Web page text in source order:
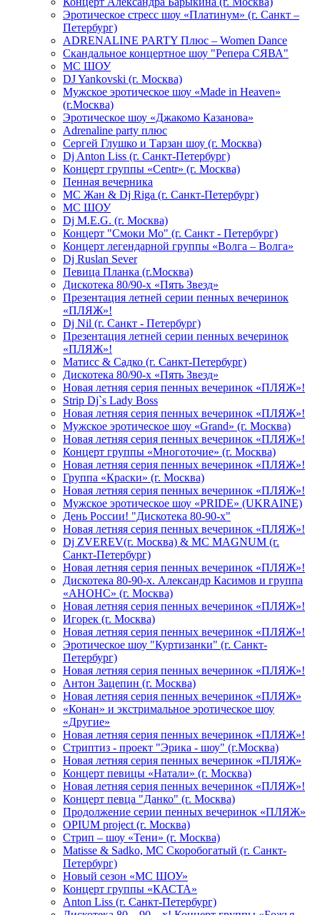
Эротическое стресс шоу «Платинум» (г. Санкт –
Петербург)
ADRENALINE PARTY Плюс – Women Dance
Скандальное концертное шоу "Репера СЯВА"
МС ШОУ
DJ Yankovski (г. Москва)
Мужское эротическое шоу «Made in Heaven»
(г.Москва)
Эротическое шоу «Джакомо Казанова»
Adrenaline party плюс
Сергей Глушко и Тарзан шоу (г. Москва)
Dj Anton Liss (г. Санкт-Петербург)
Концерт группы «Centr» (г. Москва)
Пенная вечерника
МС Жан & Dj Riga (г. Санкт-Петербург)
МС ШОУ
Dj M.E.G. (г. Москва)
Концерт "Смоки Мо" (г. Санкт - Петербург)
Концерт легендарной группы «Волга – Волга»
Dj Ruslan Sever
Певица Планка (г.Москва)
Дискотека 80/90-х «Пять Звезд»
Презентация летней серии пенных вечеринок
«ПЛЯЖ»!
Dj Nil (г. Санкт - Петербург)
Презентация летней серии пенных вечеринок
«ПЛЯЖ»!
Матисс & Садко (г. Санкт-Петербург)
Дискотека 80/90-х «Пять Звезд»
Новая летняя серия пенных вечеринок «ПЛЯЖ»!
Strip Dj`s Lady Boss
Новая летняя серия пенных вечеринок «ПЛЯЖ»!
Мужское эротическое шоу «Grand» (г. Москва)
Новая летняя серия пенных вечеринок «ПЛЯЖ»!
Концерт группы «Многоточие» (г. Москва)
Новая летняя серия пенных вечеринок «ПЛЯЖ»!
Группа «Краски» (г. Москва)
Новая летняя серия пенных вечеринок «ПЛЯЖ»!
Мужское эротическое шоу «PRIDE» (UKRAINE)
День России! "Дискотека 80-90-х"
Новая летняя серия пенных вечеринок «ПЛЯЖ»!
Dj ZVEREV(г. Москва) & MC MAGNUM (г.
Санкт-Петербург)
Новая летняя серия пенных вечеринок «ПЛЯЖ»!
Дискотека 80-90-х. Александр Касимов и группа
«АНОНС» (г. Москва)
Новая летняя серия пенных вечеринок «ПЛЯЖ»!
Игорек (г. Москва)
Новая летняя серия пенных вечеринок «ПЛЯЖ»!
Эротическое шоу "Куртизанки" (г. Санкт-
Петербург)
Новая летняя серия пенных вечеринок «ПЛЯЖ»!
Антон Зацепин (г. Москва)
Новая летняя серия пенных вечеринок «ПЛЯЖ»
«Конан» и экстримальное эротическое шоу
«Другие»
Новая летняя серия пенных вечеринок «ПЛЯЖ»!
Стриптиз - проект "Эрика - шоу" (г.Москва)
Новая летняя серия пенных вечеринок «ПЛЯЖ»
Концерт певицы «Натали» (г. Москва)
Новая летняя серия пенных вечеринок «ПЛЯЖ»!
Концерт певца "Данко" (г. Москва)
Продолжение серии пенных вечеринок «ПЛЯЖ»
OPIUM project (г. Москва)
Стрип – шоу «Тени» (г. Москва)
Matissе & Sadko, MC Скоробогатый (г. Санкт-
Петербург)
Новый сезон «МС ШОУ»
Концерт группы «КАСТА»
Anton Liss (г. Санкт-Петербург)